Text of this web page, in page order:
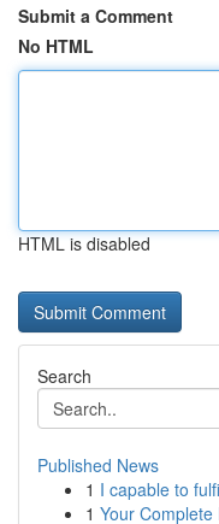
Submit a Comment
No HTML
HTML is disabled
Search
Published News
1 I capable to
1 Your